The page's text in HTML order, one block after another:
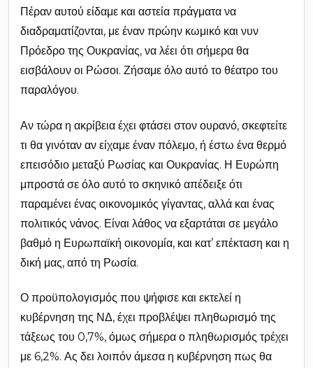
Πέραν αυτού είδαμε και αστεία πράγματα να
διαδραματίζονται, με έναν πρώην κωμικό και νυν
Πρόεδρο της Ουκρανίας, να λέει ότι σήμερα θα
εισβάλουν οι Ρώσοι. Ζήσαμε όλο αυτό το θέατρο του
παραλόγου.
Αν τώρα η ακρίβεια έχει φτάσει στον ουρανό, σκεφτείτε
τι θα γινόταν αν είχαμε έναν πόλεμο, ή έστω ένα θερμό
επεισόδιο μεταξύ Ρωσίας και Ουκρανίας. Η Ευρώπη
μπροστά σε όλο αυτό το σκηνικό απέδειξε ότι
παραμένει ένας οικονομικός γίγαντας, αλλά και ένας
πολιτικός νάνος. Είναι λάθος να εξαρτάται σε μεγάλο
βαθμό η Ευρωπαϊκή οικονομία, και κατ’ επέκταση και η
δική μας, από τη Ρωσία.
Ο προϋπολογισμός που ψήφισε και εκτελεί η
κυβέρνηση της ΝΔ, έχει προβλέψει πληθωρισμό της
τάξεως του 0,7%, όμως σήμερα ο πληθωρισμός τρέχει
με 6,2%. Ας δει λοιπόν άμεσα η κυβέρνηση πως θα